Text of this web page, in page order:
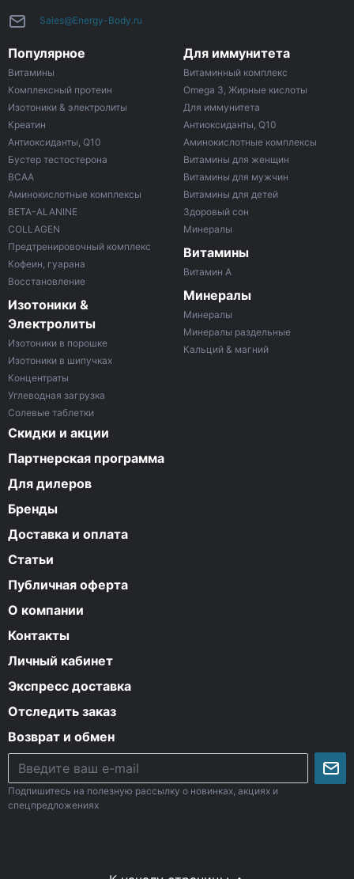
Sales@Energy-Body.ru
Популярное
Витамины
Комплексный протеин
Изотоники & электролиты
Креатин
Антиоксиданты, Q10
Бустер тестостерона
ВСАА
Аминокислотные комплексы
BETA-ALANINE
COLLAGEN
Предтренировочный комплекс
Кофеин, гуарана
Восстановление
Изотоники &
Электролиты
Изотоники в порошке
Изотоники в шипучках
Концентраты
Углеводная загрузка
Солевые таблетки
Для иммунитета
Витаминный комплекс
Omega 3, Жирные кислоты
Для иммунитета
Антиоксиданты, Q10
Аминокислотные комплексы
Витамины для женщин
Витамины для мужчин
Витамины для детей
Здоровый сон
Минералы
Витамины
Витамин A
Минералы
Минералы
Минералы раздельные
Кальций & магний
Скидки и акции
Партнерская программа
Для дилеров
Бренды
Доставка и оплата
Статьи
Публичная оферта
О компании
Контакты
Личный кабинет
Экспресс доставка
Отследить заказ
Возврат и обмен
Подпишитесь на полезную рассылку о новинках, акциях и
спецпредложениях